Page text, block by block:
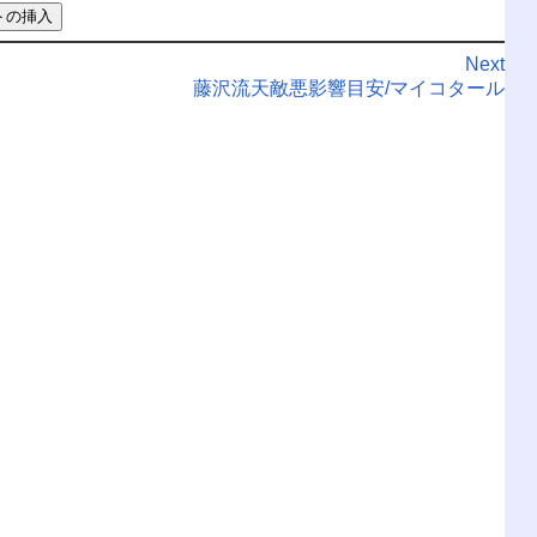
Next
藤沢流天敵悪影響目安/マイコタール